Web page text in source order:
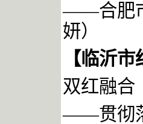
——合肥
妍）
【临沂
双红融合
——贯彻